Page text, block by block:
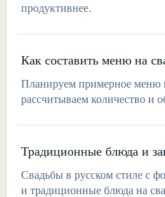
продуктивнее.
Как составить меню на
Планируем примерное меню
рассчитываем количество и
Традиционные блюда и
Свадьбы в русском стиле с
и традиционные блюда на